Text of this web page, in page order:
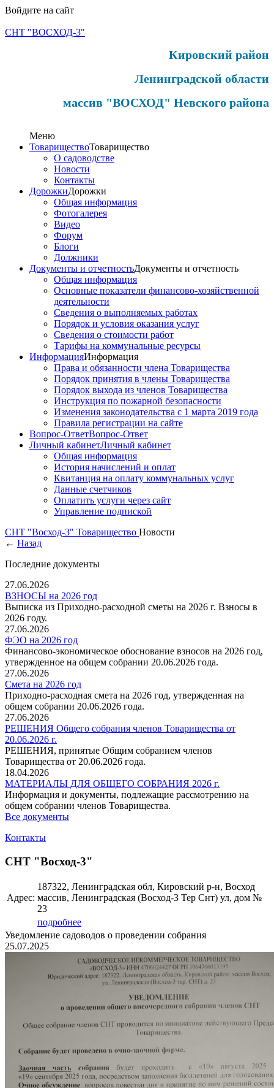
Войдите на сайт
СНТ "ВОСХОД-3"
Кировский район
Ленинградской области
массив "ВОСХОД" Невского района
Меню
ТовариществоТоварищество
О садоводстве
Новости
Контакты
ДорожкиДорожки
Общая информация
Фотогалерея
Видео
Форум
Блоги
Должники
Документы и отчетностьДокументы и отчетность
Общая информация
Основные показатели финансово-хозяйственной
деятельности
Сведения о выполняемых работах
Порядок и условия оказания услуг
Сведения о стоимости работ
Тарифы на коммунальные ресурсы
ИнформацияИнформация
Права и обязанности члена Товарищества
Порядок принятия в члены Товарищества
Порядок выхода из членов Товарищества
Инструкция по пожарной безопасности
Изменения законодательства с 1 марта 2019 года
Правила регистрации на сайте
Вопрос-ОтветВопрос-Ответ
Личный кабинетЛичный кабинет
Общая информация
История начислений и оплат
Квитанция на оплату коммунальных услуг
Данные счетчиков
Оплатить услуги через сайт
Управление подпиской
СНТ "Восход-3" Товарищество Новости
← Назад
Последние документы
27.06.2026
ВЗНОСЫ на 2026 год
Выписка из Приходно-расходной сметы на 2026 г. Взносы в
2026 году.
27.06.2026
ФЭО на 2026 год
Финансово-экономическое обоснование взносов на 2026 год,
утвержденное на общем собрании 20.06.2026 года.
27.06.2026
Смета на 2026 год
Приходно-расходная смета на 2026 год, утвержденная на
общем собрании 20.06.2026 года.
27.06.2026
РЕШЕНИЯ Общего собрания членов Товарищества от
20.06.2026 г.
РЕШЕНИЯ, принятые Общим собранием членов
Товарищества от 20.06.2026 года.
18.04.2026
МАТЕРИАЛЫ ДЛЯ ОБЩЕГО СОБРАНИЯ 2026 г.
Информация и документы, подлежащие рассмотрению на
общем собрании членов Товарищества.
Все документы
Контакты
СНТ "Восход-3"
Адрес:
187322, Ленинградская обл, Кировский р-н, Восход
массив, Ленинградская (Восход-3 Тер Снт) ул, дом №
23
подробнее
Уведомление садоводов о проведении собрания
25.07.2025